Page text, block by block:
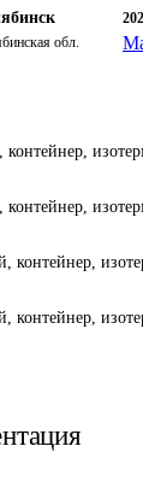
обл.
202
контейнер,
контейнер,
контейнер,
контейнер,